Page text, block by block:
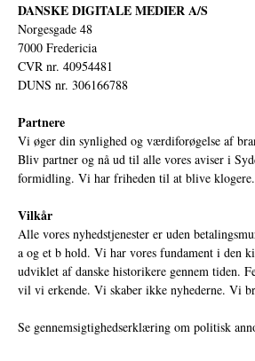
DANSKE DIGITALE MEDIER A/S
Norgesgade 48
7000 Fredericia
CVR nr. 40954481
DUNS nr. 306166788
Partnere
Vi øger din synlighed og værdiforøgelse af
Bliv partner og nå ud til alle vores aviser i
formidling. Vi har friheden til at blive klogere.
Vilkår
Alle vores nyhedstjenester er uden
a og et b hold. Vi har vores fundament i den
udviklet af danske historikere gennem tiden.
vil vi erkende. Vi skaber ikke nyhederne. Vi
Se gennemsigtighedserklæring om politisk